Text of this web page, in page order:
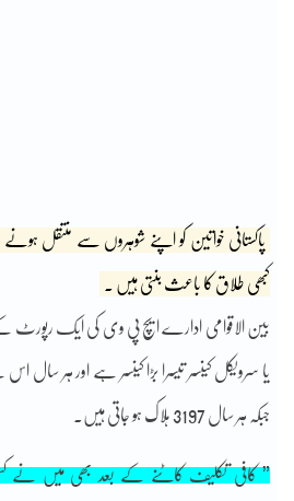
پاکستانی خواتین کو اپنے شوہروں سے منتقل ہونے
کبھی طلاق کا باعث بنتی ہیں ۔
بین الاقوامی ادارے ایچ پی وی کی ایک رپورٹ کے
جبکہ ہر سال 3197 ہلاک ہو جاتی ہیں۔
” کافی تکلیف کاٹنے کے بعد بھی میں نے